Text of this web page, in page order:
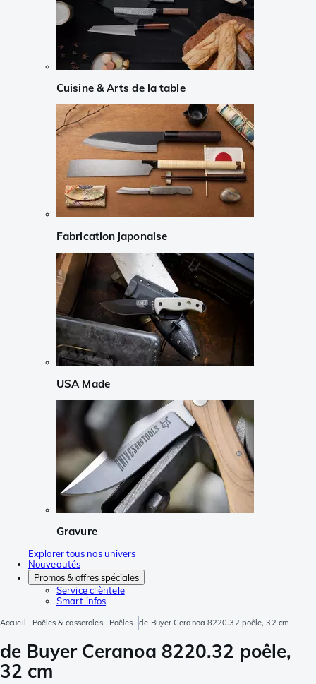
Cuisine & Arts de la table
Fabrication japonaise
USA Made
Gravure
Explorer tous nos univers
Nouveautés
Promos & offres spéciales
Service clièntele
Smart infos
Accueil Poêles & casseroles Poêles de Buyer Ceranoa 8220.32 poêle, 32 cm
de Buyer Ceranoa 8220.32 poêle,
32 cm